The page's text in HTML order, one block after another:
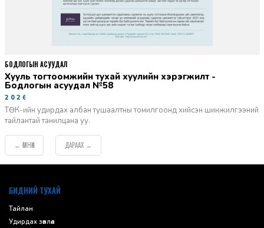
Хууль тогтоомжийн тухай хуулийн хэрэгжилт -
Бодлогын асуудал №58
2026-06-02
ТӨК-ийн удирдах албан тушаалтны томилгоонд хийсэн шинжилгээний
тайлантай танилцана уу.
БОДЛОГЫН АСУУДАЛ
← ӨМНӨХ ДАРААХ →
БИДНИЙ ТУХАЙ
Тайлан
Удирдах зөвлөл